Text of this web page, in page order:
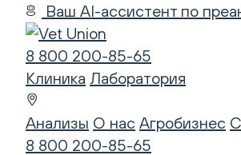
Ваш AI-ассистент по
8 800 200-85-65
Клиника Лаборатория
Анализы О нас Агробизнес
8 800 200-85-65